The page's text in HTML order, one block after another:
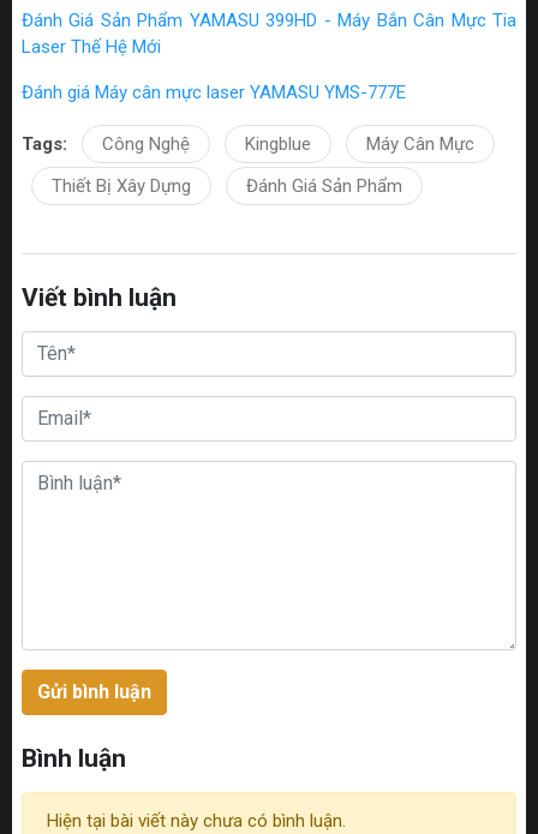
Đánh Giá Sản Phẩm YAMASU 399HD - Máy Bắn Cân Mực Tia
Laser Thế Hệ Mới
Đánh giá Máy cân mực laser YAMASU YMS-777E
Tags: Công Nghệ Kingblue
Máy Cân Mực
Thiết Bị Xây Dựng
Đánh Giá Sản Phẩm
Viết bình luận
Gửi bình luận
Bình luận
Hiện tại bài viết này chưa có bình luận.